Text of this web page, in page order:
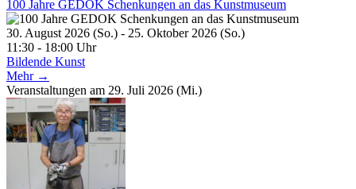
100 Jahre GEDOK Schenkungen an das Kunstmuseum
30. August 2026 (So.) - 25. Oktober 2026 (So.)
11:30 - 18:00 Uhr
Bildende Kunst
Mehr →
Veranstaltungen am 29. Juli 2026 (Mi.)